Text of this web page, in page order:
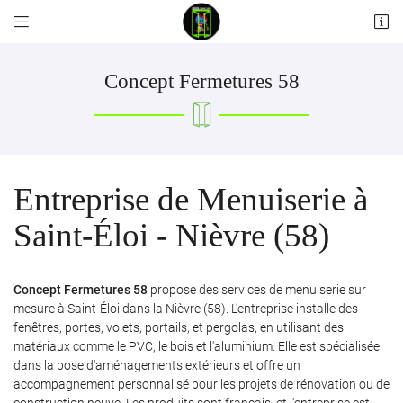
 
06 12 55 23 00
 Recopier le code ci-contre
 Rafraîchir le captcha
Concept Fermetures 58
Entreprise de Menuiserie à
Saint-Éloi - Nièvre (58)
Concept Fermetures 58 propose des services de menuiserie sur
mesure à Saint-Éloi dans la Nièvre (58). L'entreprise installe des
fenêtres, portes, volets, portails, et pergolas, en utilisant des
matériaux comme le PVC, le bois et l'aluminium. Elle est spécialisée
dans la pose d'aménagements extérieurs et offre un
accompagnement personnalisé pour les projets de rénovation ou de